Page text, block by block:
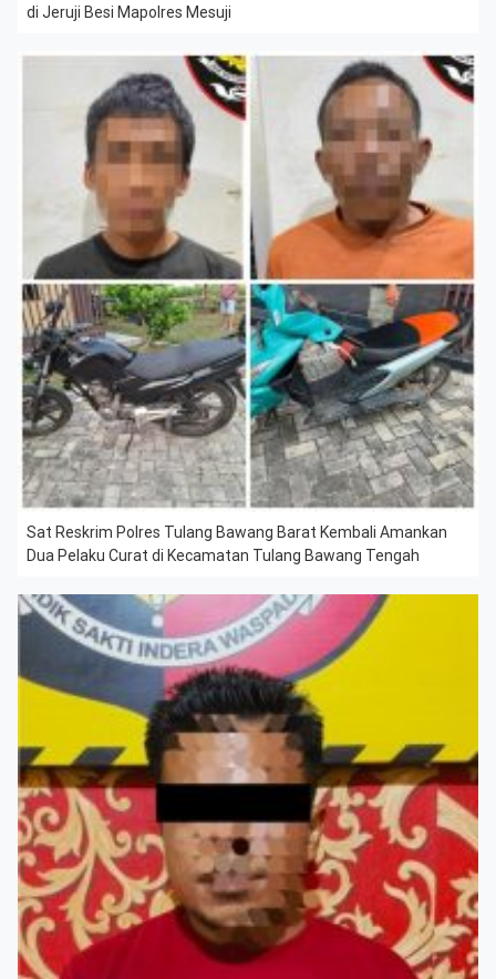
di Jeruji Besi Mapolres Mesuji
Sat Reskrim Polres Tulang Bawang Barat Kembali Amankan
Dua Pelaku Curat di Kecamatan Tulang Bawang Tengah